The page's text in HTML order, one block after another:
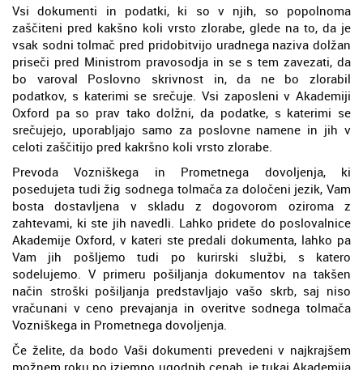
Vsi dokumenti in podatki, ki so v njih, so popolnoma
zaščiteni pred kakšno koli vrsto zlorabe, glede na to, da je
vsak sodni tolmač pred pridobitvijo uradnega naziva dolžan
priseči pred Ministrom pravosodja in se s tem zavezati, da
bo varoval Poslovno skrivnost in, da ne bo zlorabil
podatkov, s katerimi se srečuje. Vsi zaposleni v Akademiji
Oxford pa so prav tako dolžni, da podatke, s katerimi se
srečujejo, uporabljajo samo za poslovne namene in jih v
celoti zaščitijo pred kakršno koli vrsto zlorabe.
Prevoda Vozniškega in Prometnega dovoljenja, ki
posedujeta tudi žig sodnega tolmača za določeni jezik, Vam
bosta dostavljena v skladu z dogovorom oziroma z
zahtevami, ki ste jih navedli. Lahko pridete do poslovalnice
Akademije Oxford, v kateri ste predali dokumenta, lahko pa
Vam jih pošljemo tudi po kurirski službi, s katero
sodelujemo. V primeru pošiljanja dokumentov na takšen
način stroški pošiljanja predstavljajo vašo skrb, saj niso
vračunani v ceno prevajanja in overitve sodnega tolmača
Vozniškega in Prometnega dovoljenja.
Če želite, da bodo Vaši dokumenti prevedeni v najkrajšem